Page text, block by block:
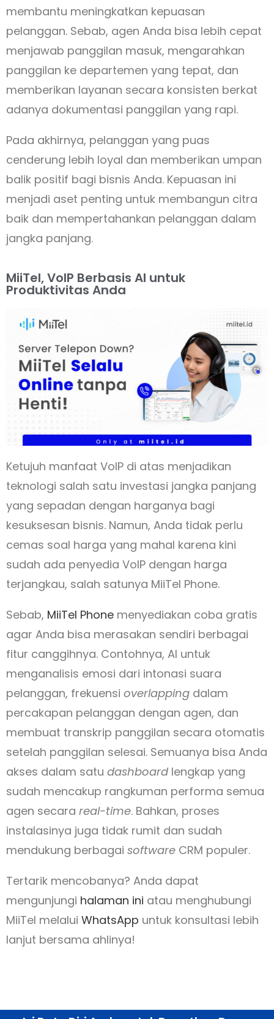
membantu meningkatkan kepuasan
pelanggan. Sebab, agen Anda bisa lebih cepat
menjawab panggilan masuk, mengarahkan
panggilan ke departemen yang tepat, dan
memberikan layanan secara konsisten berkat
adanya dokumentasi panggilan yang rapi.
Pada akhirnya, pelanggan yang puas
cenderung lebih loyal dan memberikan umpan
balik positif bagi bisnis Anda. Kepuasan ini
menjadi aset penting untuk membangun citra
baik dan mempertahankan pelanggan dalam
jangka panjang.
MiiTel, VoIP Berbasis AI untuk
Produktivitas Anda
Ketujuh manfaat VoIP di atas menjadikan
teknologi salah satu investasi jangka panjang
yang sepadan dengan harganya bagi
kesuksesan bisnis. Namun, Anda tidak perlu
cemas soal harga yang mahal karena kini
sudah ada penyedia VoIP dengan harga
terjangkau, salah satunya MiiTel Phone.
Sebab, MiiTel Phone menyediakan coba gratis
agar Anda bisa merasakan sendiri berbagai
fitur canggihnya. Contohnya, AI untuk
menganalisis emosi dari intonasi suara
pelanggan, frekuensi overlapping dalam
percakapan pelanggan dengan agen, dan
membuat transkrip panggilan secara otomatis
setelah panggilan selesai. Semuanya bisa Anda
akses dalam satu dashboard lengkap yang
sudah mencakup rangkuman performa semua
agen secara real-time. Bahkan, proses
instalasinya juga tidak rumit dan sudah
mendukung berbagai software CRM populer.
Tertarik mencobanya? Anda dapat
mengunjungi halaman ini atau menghubungi
MiiTel melalui WhatsApp untuk konsultasi lebih
lanjut bersama ahlinya!